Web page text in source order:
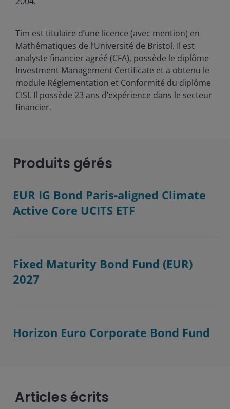
Tim est titulaire d’une licence (avec mention) en
Mathématiques de l’Université de Bristol. Il est
analyste financier agréé (CFA), possède le diplôme
Investment Management Certificate et a obtenu le
module Réglementation et Conformité du diplôme
CISI. Il possède 23 ans d’expérience dans le secteur
financier.
Produits gérés
EUR IG Bond Paris-aligned Climate
Active Core UCITS ETF
Fixed Maturity Bond Fund (EUR)
2027
Horizon Euro Corporate Bond Fund
Articles écrits